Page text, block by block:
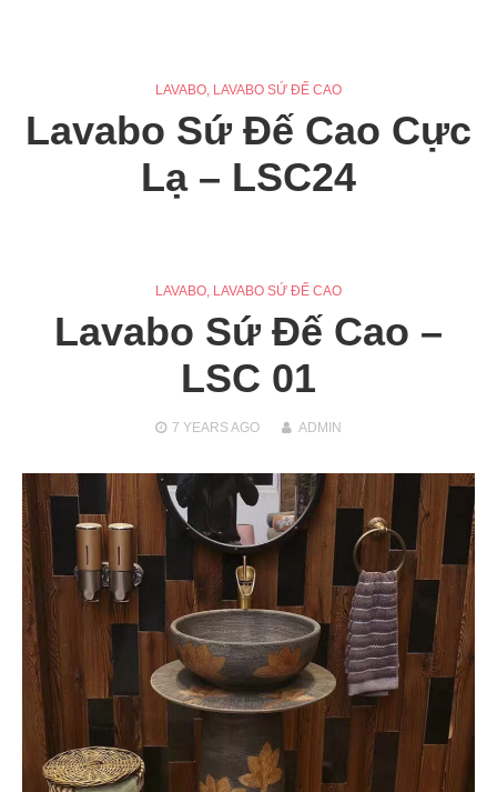
LAVABO LAVABO SỨ ĐẾ CAO
Lavabo Sứ Đế Cao Cực
Lạ – LSC24
LAVABO LAVABO SỨ ĐẾ CAO
Lavabo Sứ Đế Cao –
LSC 01
7 YEARSAGO ADMIN